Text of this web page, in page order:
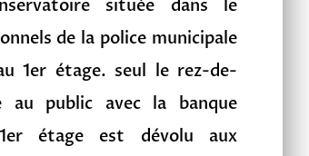
située dans le
de la police municipale
1er étage. seul le rez-de-
au public avec la banque
1er étage est dévolu aux